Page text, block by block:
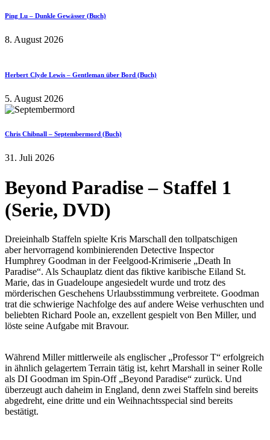
Ping Lu – Dunkle Gewässer (Buch)
8. August 2026
Herbert Clyde Lewis – Gentleman über Bord (Buch)
5. August 2026
Chris Chibnall – Septembermord (Buch)
31. Juli 2026
Beyond Paradise – Staffel 1
(Serie, DVD)
Dreieinhalb Staffeln spielte Kris Marschall den tollpatschigen
aber hervorragend kombinierenden Detective Inspector
Humphrey Goodman in der Feelgood-Krimiserie „Death In
Paradise“. Als Schauplatz dient das fiktive karibische Eiland St.
Marie, das in Guadeloupe angesiedelt wurde und trotz des
mörderischen Geschehens Urlaubsstimmung verbreitete. Goodman
trat die schwierige Nachfolge des auf andere Weise verhuschten und
beliebten Richard Poole an, exzellent gespielt von Ben Miller, und
löste seine Aufgabe mit Bravour.
Während Miller mittlerweile als englischer „Professor T“ erfolgreich
in ähnlich gelagertem Terrain tätig ist, kehrt Marshall in seiner Rolle
als DI Goodman im Spin-Off „Beyond Paradise“ zurück. Und
überzeugt auch daheim in England, denn zwei Staffeln sind bereits
abgedreht, eine dritte und ein Weihnachtsspecial sind bereits
bestätigt.